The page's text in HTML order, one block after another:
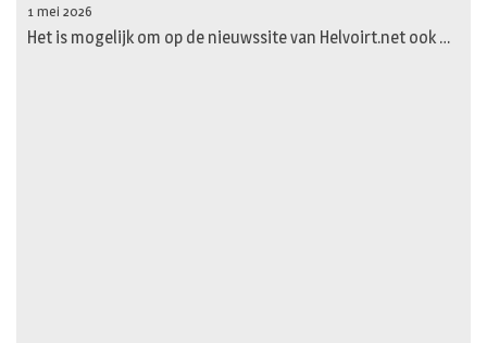
1 mei 2026
Het is mogelijk om op de nieuwssite van Helvoirt.net ook …